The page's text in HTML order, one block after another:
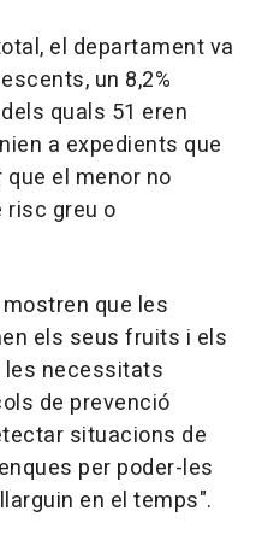
el departament va
un 8,2%
quals 51 eren
a expedients que
el menor no
risc greu o
que les
els seus fruits i els
les necessitats
de prevenció
situacions de
per poder-les
en el temps".